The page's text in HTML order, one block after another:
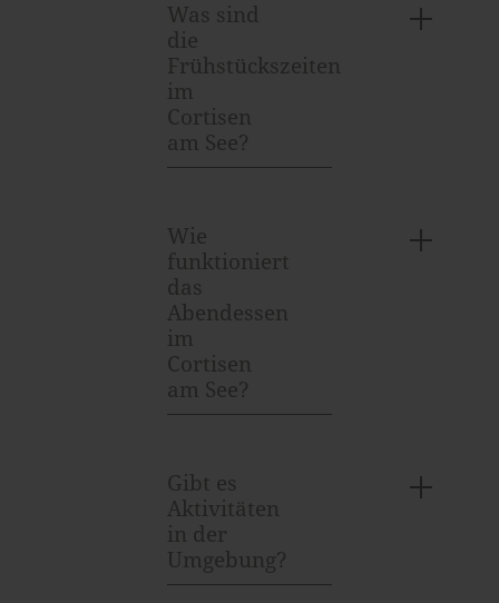
Was sind
die
Frühstückszeiten
im
Cortisen
am See?
Wie
funktioniert
das
Abendessen
im
Cortisen
am See?
Gibt es
Aktivitäten
in der
Umgebung?